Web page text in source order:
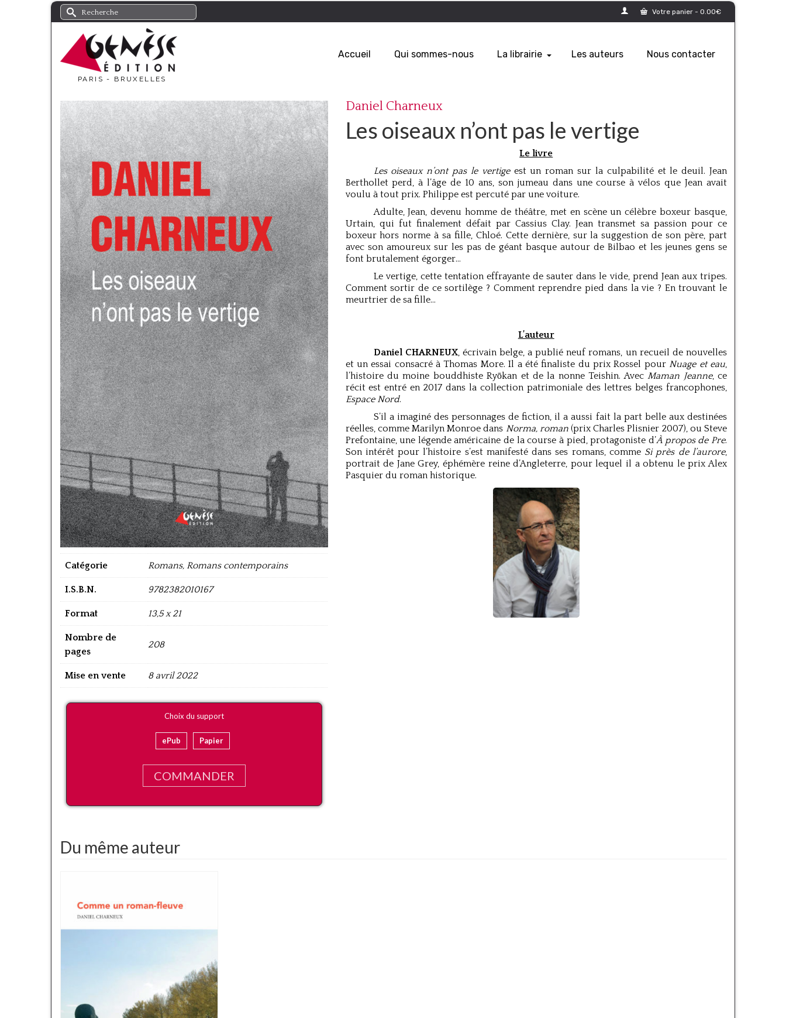
Votre panier - 0.00€
Rechercher :
PARIS - BRUXELLES
Accueil Qui sommes-nous La librairie Les auteurs Nous contacter
Catégorie Romans, Romans contemporains
I.S.B.N. 9782382010167
Format 13,5 x 21
Nombre de
pages
208
Mise en vente 8 avril 2022
Choix du support
ePub Papier
COMMANDER
Daniel Charneux
Les oiseaux n’ont pas le vertige
Le livre
Les oiseaux n’ont pas le vertigeest un roman sur la culpabilité et le deuil. Jean
Berthollet perd, à l’âge de 10 ans, son jumeau dans une course à vélos que Jean avait
voulu à tout prix. Philippe est percuté par une voiture.
Adulte, Jean, devenu homme de théâtre, met en scène un célèbre boxeur basque,
Urtain, qui fut finalement défait par Cassius Clay. Jean transmet sa passion pour ce
boxeur hors norme à sa fille, Chloé. Cette dernière, sur la suggestion de son père, part
avec son amoureux sur les pas de géant basque autour de Bilbao et les jeunes gens se
font brutalement égorger…
Le vertige, cette tentation effrayante de sauter dans le vide, prend Jean aux tripes.
Comment sortir de ce sortilège ? Comment reprendre pied dans la vie ? En trouvant le
meurtrier de sa fille…
L’auteur
Daniel CHARNEUX, écrivain belge, a publié neuf romans, un recueil de nouvelles
et un essai consacré à Thomas More. Il a été finaliste du prix Rossel pour Nuage et eau,
l’histoire du moine bouddhiste Ryōkan et de la nonne Teishin. AvecMaman Jeanne, ce
récit est entré en 2017 dans la collection patrimoniale des lettres belges francophones,
Espace Nord.
S’il a imaginé des personnages de fiction, il a aussi fait la part belle aux destinées
réelles, comme Marilyn Monroe dans Norma, roman(prix Charles Plisnier 2007), ou Steve
Prefontaine, une légende américaine de la course à pied, protagoniste d’À propos de Pre.
Son intérêt pour l’histoire s’est manifesté dans ses romans, comme Si près de l’aurore,
portrait de Jane Grey, éphémère reine d’Angleterre, pour lequel il a obtenu le prix Alex
Pasquier du roman historique.
Du même auteur